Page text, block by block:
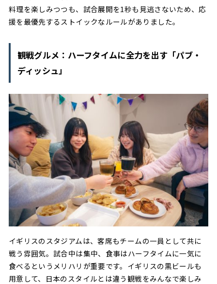
料理を楽しみつつも、試合展開を1秒も見逃さないため、応
援を最優先するストイックなルールがありました。
観戦グルメ：ハーフタイムに全力を出す「パブ・
ディッシュ」
イギリスのスタジアムは、客席もチームの一員として共に
戦う雰囲気。試合中は集中、食事はハーフタイムに一気に
食べるというメリハリが重要です。イギリスの黒ビールも
用意して、日本のスタイルとは違う観戦をみんなで楽しみ